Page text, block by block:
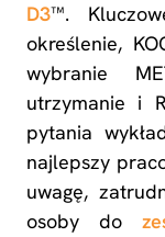
D3™.
określenie,
wybranie
utrzymanie i
pytania
najlepszy
uwagę,
osoby do